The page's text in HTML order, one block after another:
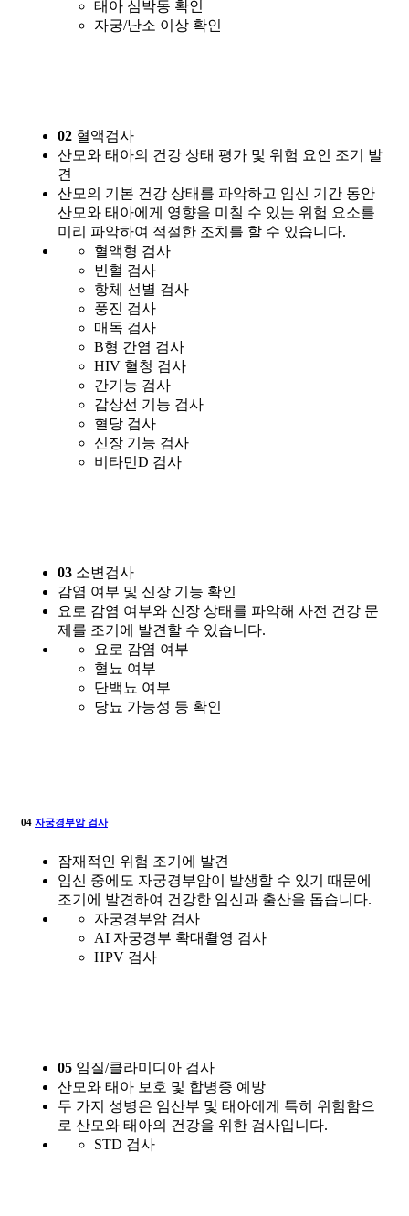
태아 심박동 확인
자궁/난소 이상 확인
02 혈액검사
산모와 태아의 건강 상태 평가 및 위험 요인 조기 발
견
산모의 기본 건강 상태를 파악하고 임신 기간 동안
산모와 태아에게 영향을 미칠 수 있는 위험 요소를
미리 파악하여 적절한 조치를 할 수 있습니다.
혈액형 검사
빈혈 검사
항체 선별 검사
풍진 검사
매독 검사
B형 간염 검사
HIV 혈청 검사
간기능 검사
갑상선 기능 검사
혈당 검사
신장 기능 검사
비타민D 검사
03 소변검사
감염 여부 및 신장 기능 확인
요로 감염 여부와 신장 상태를 파악해 사전 건강 문
제를 조기에 발견할 수 있습니다.
요로 감염 여부
혈뇨 여부
단백뇨 여부
당뇨 가능성 등 확인
04 자궁경부암 검사
잠재적인 위험 조기에 발견
임신 중에도 자궁경부암이 발생할 수 있기 때문에
조기에 발견하여 건강한 임신과 출산을 돕습니다.
자궁경부암 검사
AI 자궁경부 확대촬영 검사
HPV 검사
05 임질/클라미디아 검사
산모와 태아 보호 및 합병증 예방
두 가지 성병은 임산부 및 태아에게 특히 위험함으
로 산모와 태아의 건강을 위한 검사입니다.
STD 검사